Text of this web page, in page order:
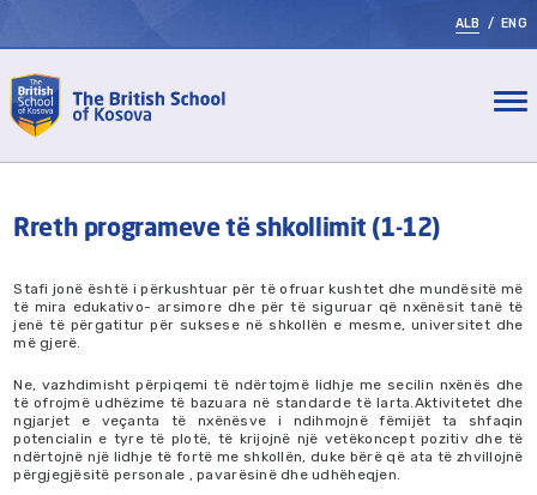
ALB / ENG
Rreth programeve të shkollimit (1-12)
Stafi jonë është i përkushtuar për të ofruar kushtet dhe mundësitë më
të mira edukativo- arsimore dhe për të siguruar që nxënësit tanë të
jenë të përgatitur për suksese në shkollën e mesme, universitet dhe
më gjerë.
Ne, vazhdimisht përpiqemi të ndërtojmë lidhje me secilin nxënës dhe
të ofrojmë udhëzime të bazuara në standarde të larta.Aktivitetet dhe
ngjarjet e veçanta të nxënësve i ndihmojnë fëmijët ta shfaqin
potencialin e tyre të plotë, të krijojnë një vetëkoncept pozitiv dhe të
ndërtojnë një lidhje të fortë me shkollën, duke bërë që ata të zhvillojnë
përgjegjësitë personale , pavarësinë dhe udhëheqjen.